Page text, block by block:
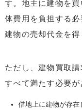
す。地主に建物を
体費用を負担する必
建物の売却代金を得
ただし、建物買取
すべて満たす必要が
借地上に建物が存在